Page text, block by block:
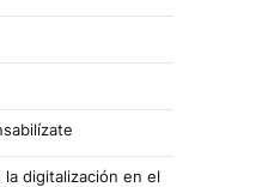
digitalización en el